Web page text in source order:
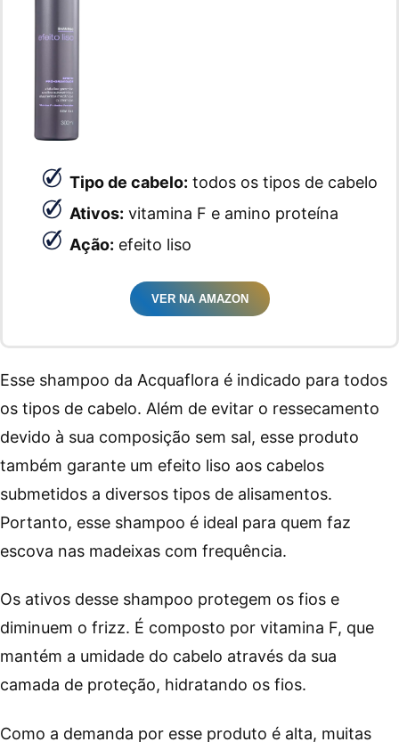
Tipo de cabelo: todos os tipos de cabelo
Ativos: vitamina F e amino proteína
Ação: efeito liso
VER NA AMAZON
Esse shampoo da Acquaflora é indicado para todos
os tipos de cabelo. Além de evitar o ressecamento
devido à sua composição sem sal, esse produto
também garante um efeito liso aos cabelos
submetidos a diversos tipos de alisamentos.
Portanto, esse shampoo é ideal para quem faz
escova nas madeixas com frequência.
Os ativos desse shampoo protegem os fios e
diminuem o frizz. É composto por vitamina F, que
mantém a umidade do cabelo através da sua
camada de proteção, hidratando os fios.
Como a demanda por esse produto é alta, muitas